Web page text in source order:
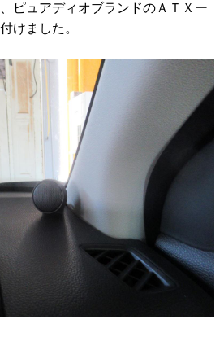
ピュアディオブランドのＡＴＸー
けました。